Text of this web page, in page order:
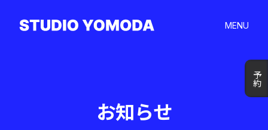
MENU
予約
予約
お知らせ